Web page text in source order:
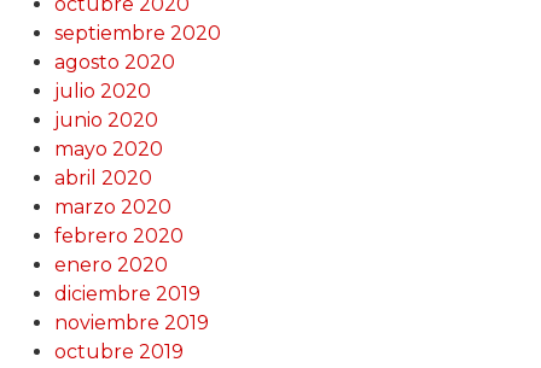
octubre 2020
septiembre 2020
agosto 2020
julio 2020
junio 2020
mayo 2020
abril 2020
marzo 2020
febrero 2020
enero 2020
diciembre 2019
noviembre 2019
octubre 2019